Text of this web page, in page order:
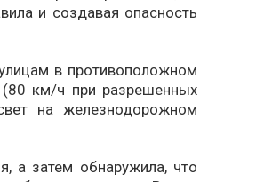
и создавая опасность
в противоположном
(80 км/ч при разрешенных
на железнодорожном
а затем обнаружила, что